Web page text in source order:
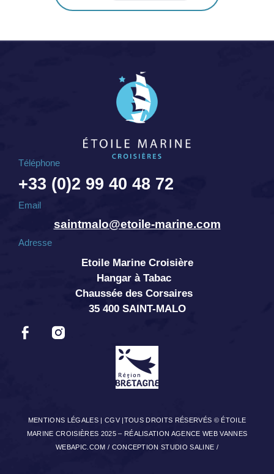
Téléphone
+33 (0)2 99 40 48 72
Email
saintmalo@etoile-marine.com
Adresse
Etoile Marine Croisière
Hangar à Tabac
Chaussée des Corsaires
35 400 SAINT-MALO
MENTIONS LÉGALES |CGV |TOUS DROITS RÉSERVÉS © ÉTOILE
MARINE CROISIÈRES 2025 – RÉALISATION AGENCE WEB VANNES
WEBAPIC.COM / CONCEPTION STUDIO SALINE /